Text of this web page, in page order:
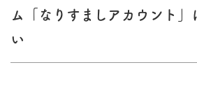
ム「なりすましアカウント」
い